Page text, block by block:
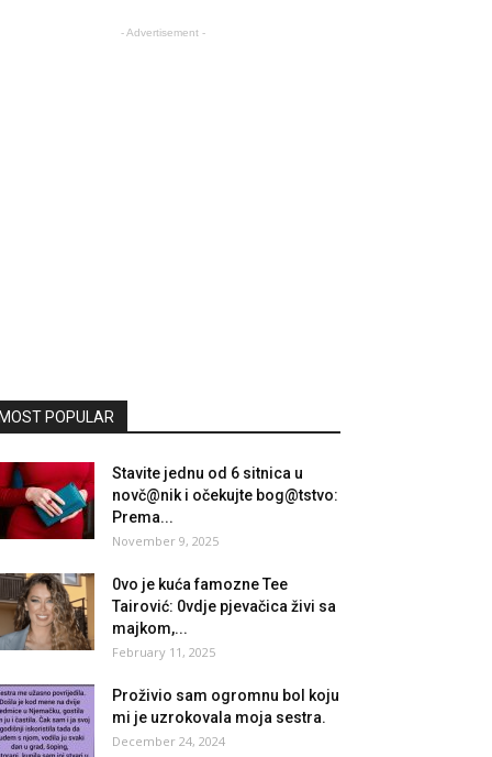
- Advertisement -
POPULAR
Stavite jednu od 6 sitnica u
novč@nik i očekujte bog@tstvo:
Prema...
November 9, 2025
0vo je kuća famozne Tee
Tairović: 0vdje pjevačica živi sa
majkom,...
February 11, 2025
Proživio sam ogromnu bol koju
mi ​​je uzrokovala moja sestra.
December 24, 2024